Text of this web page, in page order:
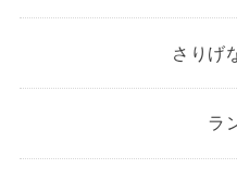
さりげ
ラ